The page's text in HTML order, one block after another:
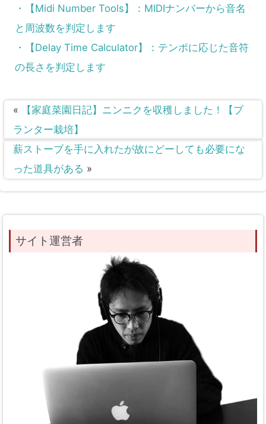
・【Midi Number Tools】：MIDIナンバーから音名
と周波数を判定します
・【Delay Time Calculator】：テンポに応じた音符
の長さを判定します
«
【家庭菜園日記】ニンニクを収穫しました！【プ
ランター栽培】
薪ストーブを手に入れたが故にどーしても必要にな
った道具がある »
サイト運営者